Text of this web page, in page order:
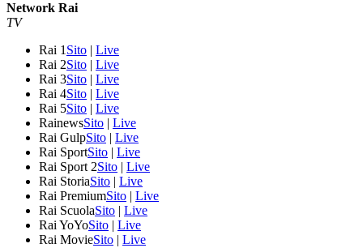
Network Rai
TV
Rai 1 Sito | Live
Rai 2Sito | Live
Rai 3Sito | Live
Rai 4Sito | Live
Rai 5Sito | Live
RainewsSito | Live
Rai GulpSito | Live
Rai SportSito | Live
Rai Sport 2Sito | Live
Rai StoriaSito | Live
Rai PremiumSito | Live
Rai ScuolaSito | Live
Rai YoYoSito | Live
Rai MovieSito | Live